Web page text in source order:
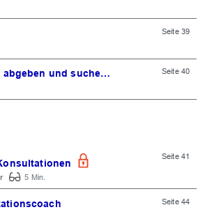
Seite 39
abgeben und suche…
Seite 40
Seite 41
5 Min.
Seite 44